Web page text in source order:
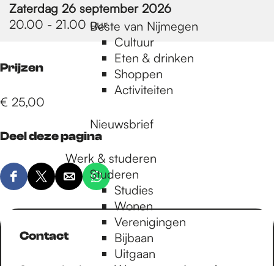
Beste van Nijmegen
Cultuur
Eten & drinken
Shoppen
Activiteiten
Nieuwsbrief
Werk & studeren
Studeren
Studies
Wonen
Verenigingen
Bijbaan
Uitgaan
Zaterdag 26 september 2026
20.00 - 21.00 uur
Prijzen
€ 25,00
Deel deze pagina
D
e
D
e
l
D
e
l
D
e
Contact